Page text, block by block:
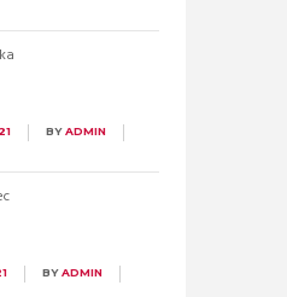
BYADMIN
BYADMIN